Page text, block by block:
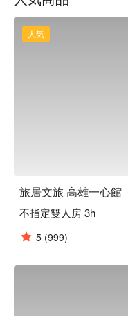
方便旅客探索當地風情
公的住宿選擇。
旅居文旅高雄一心館優
人気
旅居文旅 高雄一心館
不指定雙人房 3h
5 (999)